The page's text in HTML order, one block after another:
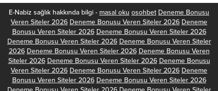
E-Nabiz sağlık hakkında bilgi - masal oku osohbet Deneme Bonusu
Veren Siteler 2026 Deneme Bonusu Veren Siteler 2026 Deneme
Bonusu Veren Siteler 2026 Deneme Bonusu Veren Siteler 2026
Deneme Bonusu Veren Siteler 2026 Deneme Bonusu Veren Siteler
2026 Deneme Bonusu Veren Siteler 2026 Deneme Bonusu Veren
Siteler 2026 Deneme Bonusu Veren Siteler 2026 Deneme Bonusu
Veren Siteler 2026 Deneme Bonusu Veren Siteler 2026 Deneme
Bonusu Veren Siteler 2026 Deneme Bonusu Veren Siteler 2026